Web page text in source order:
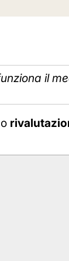
il